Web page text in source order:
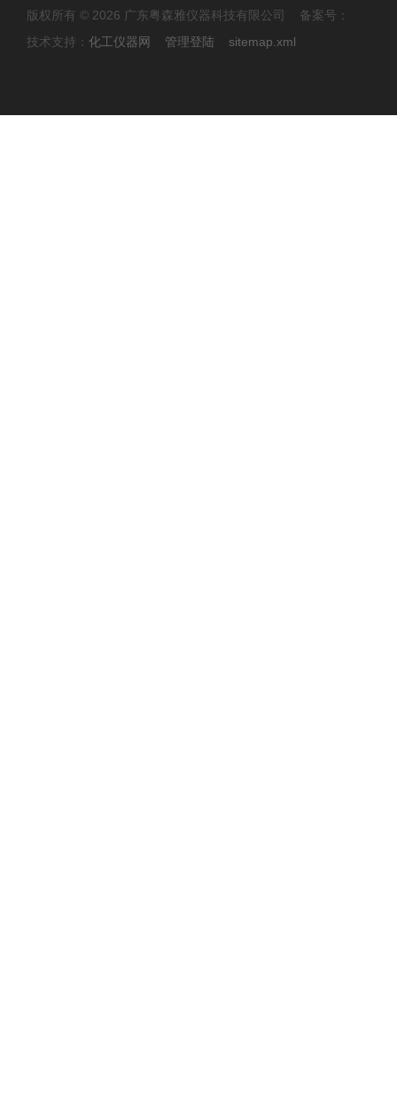
版权所有 © 2026 广东粤森雅仪器科技有限公司 备案号：
技术支持： 化工仪器网 管理登陆 sitemap.xml